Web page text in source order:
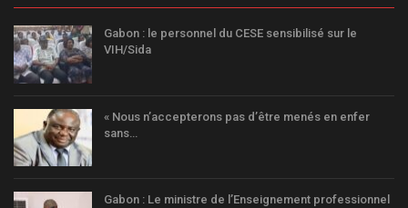
Gabon : le personnel du CESE sensibilisé sur le
VIH/Sida
« Nous n’accepterons pas d’être menés en enfer
sans…
Gabon : Le ministre de l’Enseignement professionnel